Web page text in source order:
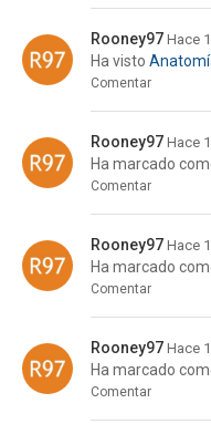
Rooney97 Hace
Ha visto
Comentar
Rooney97 Hace
Ha marcado
Comentar
Rooney97 Hace
Ha marcado
Comentar
Rooney97 Hace
Ha marcado
Comentar